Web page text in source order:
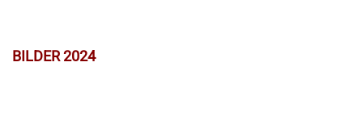
BILDER 2024